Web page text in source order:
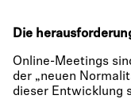
Die
Online-Meetings
der „neuen
dieser Entwicklung